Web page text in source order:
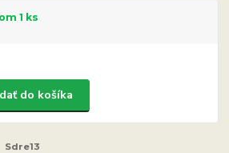
1 ks
do košíka
Sdre13